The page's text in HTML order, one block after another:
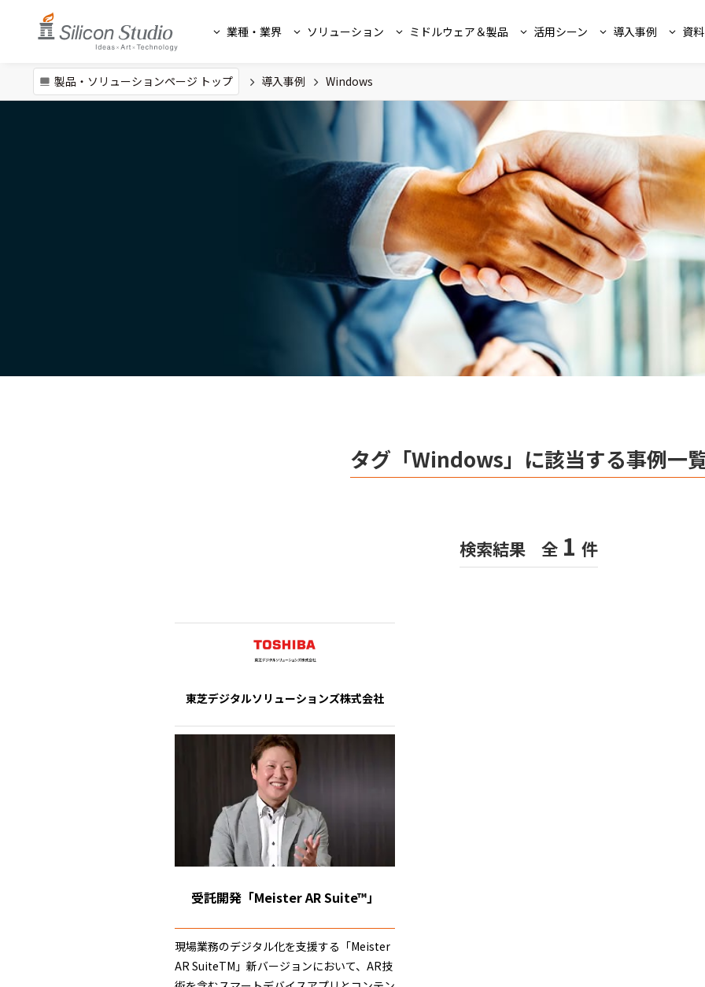
業種・業界 ソリューション ミドルウェア＆製品 活用シーン 導入事例 資
製品・ソリューションページ トップ 導入事例 Windows
タグ「Windows」に該当する事例一
検索結果 全 1 件
東芝デジタルソリューションズ株式会社
受託開発「Meister AR Suite™」
現場業務のデジタル化を支援する「Meister
AR SuiteTM」新バージョンにおいて、AR技